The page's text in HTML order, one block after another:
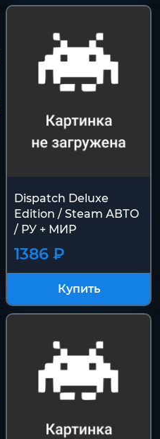
Dispatch Deluxe
Edition / Steam АВТО
/ РУ + МИР
1386 ₽
Купить